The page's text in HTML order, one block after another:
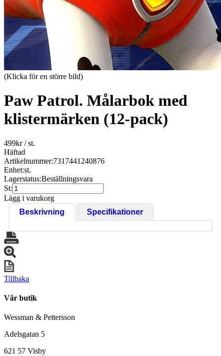
(Klicka för en större bild)
Paw Patrol. Målarbok med
klistermärken (12-pack)
499kr/ st.
Häftad
Artikelnummer:7317441240876
Enhet:st.
Lagerstatus:Beställningsvara
St:
Lägg i varukorg
Beskrivning
Specifikationer
Tillbaka
Vår butik
Wessman & Pettersson
Adelsgatan 5
621 57 Visby